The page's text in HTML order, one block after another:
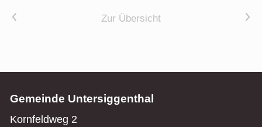
Vorheriger Artikel Zur Übersicht Nächster Artikel
Gemeinde Untersiggenthal
Kornfeldweg 2